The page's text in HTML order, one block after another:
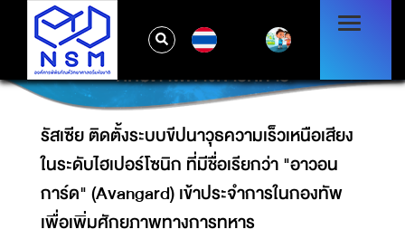
รัสเซีย ติดตั้งระบบขีปนาวุธความเร็วเหนือเสียงใน
ระดับไฮเปอร์โซนิก ที่มีชื่อเรียกว่า "อาวอนการ์ด"
(AVANGARD) เข้าประจำการในกองทัพ เพื่อเพิ่ม
ศักยภาพทางการทหาร
รัสเซีย ติดตั้งระบบขีปนาวุธความเร็วเหนือเสียง
ในระดับไฮเปอร์โซนิก ที่มีชื่อเรียกว่า "อาวอน
การ์ด" (Avangard) เข้าประจำการในกองทัพ
เพื่อเพิ่มศักยภาพทางการทหาร